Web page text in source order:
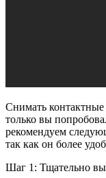
Снимать контактные
только вы
рекомендуем
так как он более
Шаг 1: Тщательно